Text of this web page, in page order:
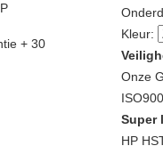
+ 30
Kleur:
Onze
Super
HP